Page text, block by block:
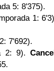
5: 8'375).
1:
7'692).
2: 9).